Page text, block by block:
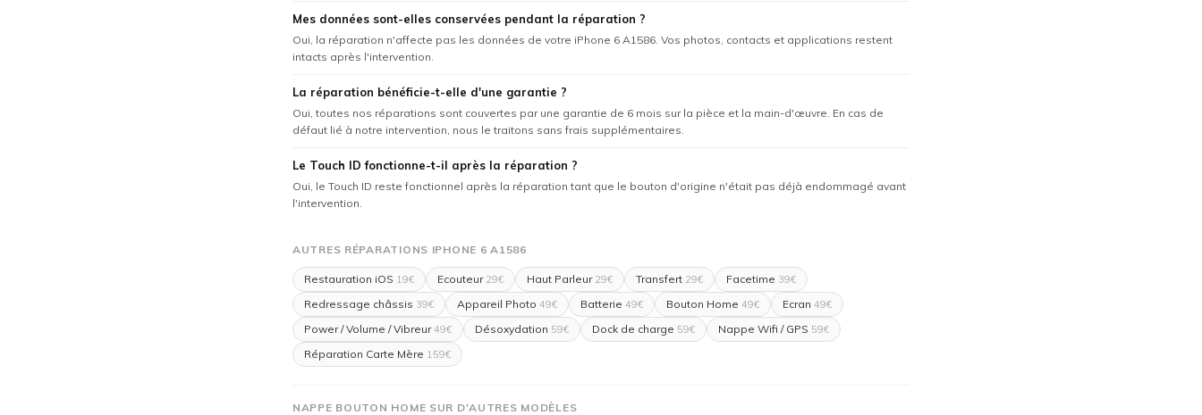
Mes données sont-elles conservées pendant la réparation ?
Oui, la réparation n'affecte pas les données de votre iPhone 6 A1586. Vos photos, contacts et applications restent
intacts après l'intervention.
La réparation bénéficie-t-elle d'une garantie ?
Oui, toutes nos réparations sont couvertes par une garantie de 6 mois sur la pièce et la main-d'œuvre. En cas de
défaut lié à notre intervention, nous le traitons sans frais supplémentaires.
Le Touch ID fonctionne-t-il après la réparation ?
Oui, le Touch ID reste fonctionnel après la réparation tant que le bouton d'origine n'était pas déjà endommagé avant
l'intervention.
AUTRES RÉPARATIONS IPHONE 6 A1586
Restauration iOS 19€ Ecouteur29€ Haut Parleur29€ Transfert 29€ Facetime 39€
Redressage châssis 39€ Appareil Photo 49€ Batterie 49€ Bouton Home 49€ Ecran 49€
Power / Volume / Vibreur49€ Désoxydation 59€ Dock de charge 59€ Nappe Wifi / GPS 59€
Réparation Carte Mère 159€
NAPPE BOUTON HOME SUR D'AUTRES MODÈLES